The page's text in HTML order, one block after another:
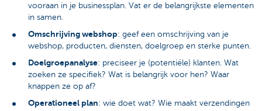
vooraan in je businessplan. Vat er de belangrijkste elementen
in samen.
Omschrijving webshop: geef een omschrijving van je
webshop, producten, diensten, doelgroep en sterke punten.
Doelgroepanalyse: preciseer je (potentiële) klanten. Wat
zoeken ze specifiek? Wat is belangrijk voor hen? Waar
knappen ze op af?
Operationeel plan: wie doet wat? Wie maakt verzendingen